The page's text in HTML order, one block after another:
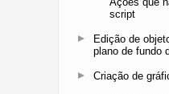
script
Edição de
plano de fundo
Criação de